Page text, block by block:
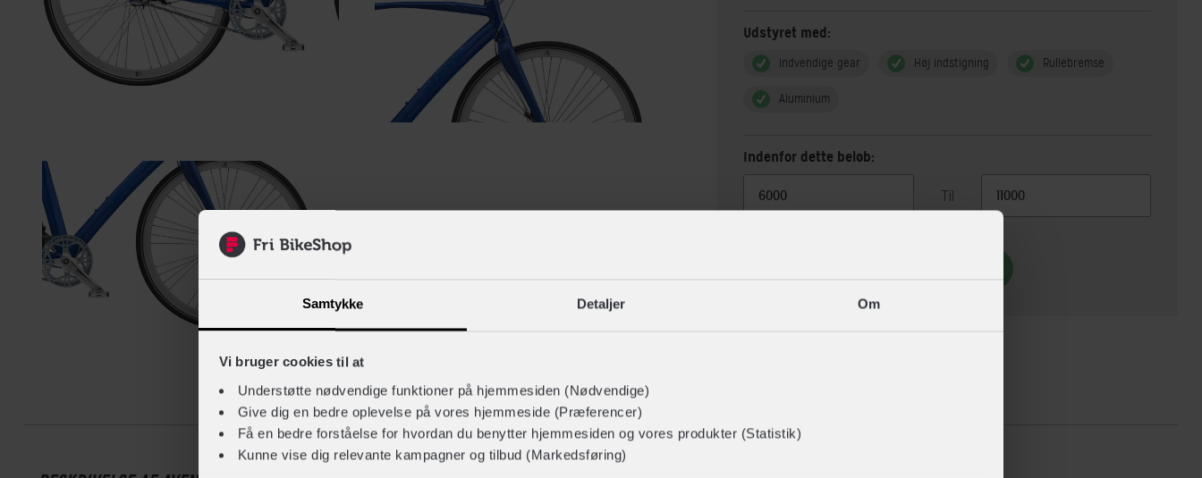
Samtykke Detaljer Om
Vi bruger cookies til at
Understøtte nødvendige funktioner på hjemmesiden (Nødvendige)
Give dig en bedre oplevelse på vores hjemmeside (Præferencer)
Få en bedre forståelse for hvordan du benytter hjemmesiden og vores produkter (Statistik)
Kunne vise dig relevante kampagner og tilbud (Markedsføring)
Udstyret med:
Indvendige gear Høj indstigning Rullebremse
Aluminium
Indenfor dette beløb:
Til
Beskrivelse